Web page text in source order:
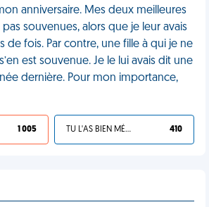
anniversaire. Mes deux meilleures
pas souvenues, alors que je leur avais
de fois. Par contre, une fille à qui je ne
est souvenue. Je le lui avais dit une
dernière. Pour mon importance,
1 005 TU L'AS BIEN MÉRITÉ 410